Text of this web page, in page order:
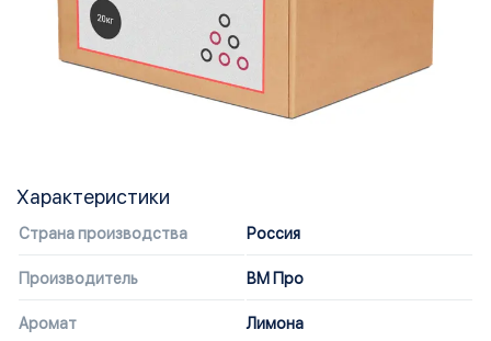
Характеристики
Страна производства Россия
Производитель ВМ Про
Аромат Лимона